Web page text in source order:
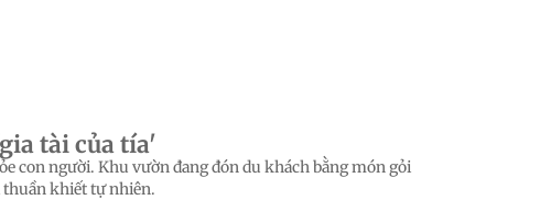
tài của tía'
con người. Khu vườn đang đón du khách bằng món gỏi
thuần khiết tự nhiên.